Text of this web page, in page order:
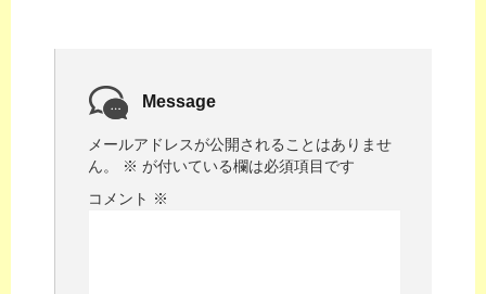
Message
メールアドレスが公開されることはありませ
ん。
※ が付いている欄は必須項目です
コメント ※